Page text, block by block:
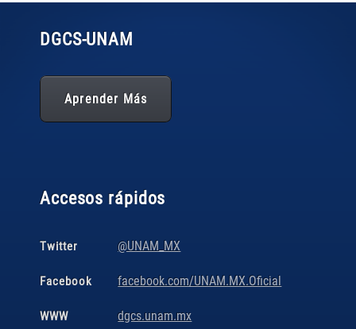
DGCS-UNAM
Aprender Más
Accesos rápidos
Twitter @UNAM_MX
Facebook facebook.com/UNAM.MX.Oficial
WWW dgcs.unam.mx